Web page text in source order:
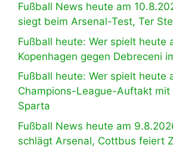
Fußball News heute am
siegt beim Arsenal-Test, Ter
Fußball heute: Wer spielt heute
Kopenhagen gegen Debreceni
Fußball heute: Wer spielt heute
Champions-League-Auftakt mit
Sparta
Fußball News heute am
schlägt Arsenal, Cottbus feiert